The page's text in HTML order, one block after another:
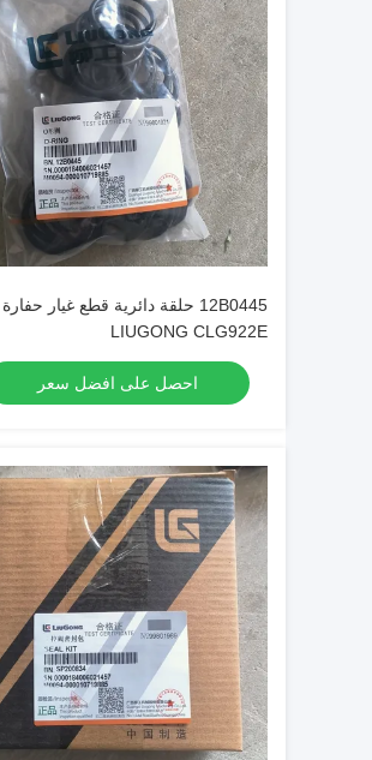
12B0445 حلقة دائرية قطع غيار حفارة
LIUGONG CLG922E
احصل على افضل سعر